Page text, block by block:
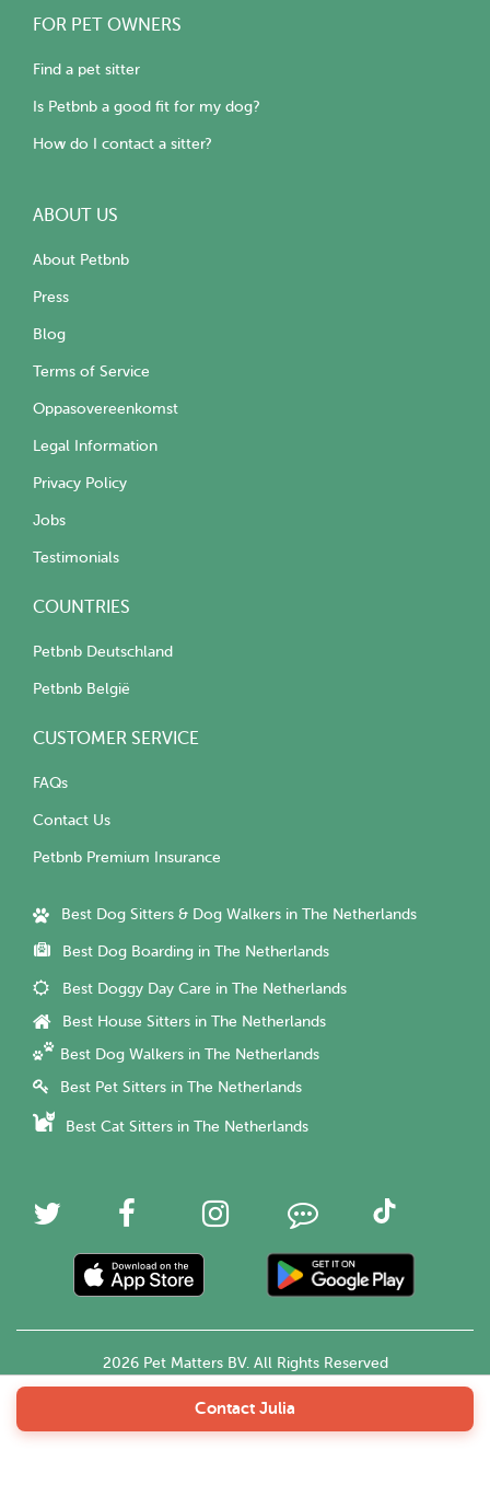
Contact Julia
FOR PET OWNERS
Find a pet sitter
Is Petbnb a good fit for my dog?
How do I contact a sitter?
ABOUT US
About Petbnb
Press
Blog
Terms of Service
Oppasovereenkomst
Legal Information
Privacy Policy
Jobs
Testimonials
COUNTRIES
Petbnb Deutschland
Petbnb België
CUSTOMER SERVICE
FAQs
Contact Us
Petbnb Premium Insurance
Best Dog Sitters & Dog Walkers in The Netherlands
Best Dog Boarding in The Netherlands
Best Doggy Day Care in The Netherlands
Best House Sitters in The Netherlands
Best Dog Walkers in The Netherlands
Best Pet Sitters in The Netherlands
Best Cat Sitters in The Netherlands
2026 Pet Matters BV. All Rights Reserved